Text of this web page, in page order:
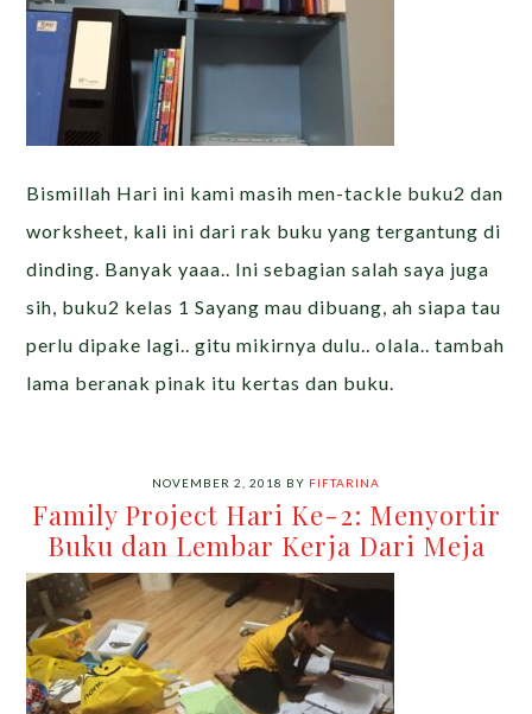
Bismillah Hari ini kami masih men-tackle buku2 dan
worksheet, kali ini dari rak buku yang tergantung di
dinding. Banyak yaaa.. Ini sebagian salah saya juga
sih, buku2 kelas 1 Sayang mau dibuang, ah siapa tau
perlu dipake lagi.. gitu mikirnya dulu.. olala.. tambah
lama beranak pinak itu kertas dan buku.
NOVEMBER 2, 2018 BY FIFTARINA
Family Project Hari Ke-2: Menyortir
Buku dan Lembar Kerja Dari Meja